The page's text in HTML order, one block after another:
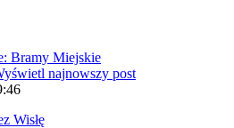
Bramy Miejskie
najnowszy post
Wisłę